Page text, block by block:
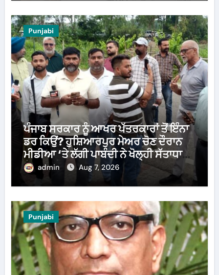
Punjabi
ਪੰਜਾਬ ਸਰਕਾਰ ਨੂੰ ਆਖਰ ਪੱਤਰਕਾਰਾਂ ਤੋਂ ਇੰਨਾ
ਡਰ ਕਿਉਂ? ਹੁਸ਼ਿਆਰਪੁਰ ਮੇਅਰ ਚੋਣ ਦੌਰਾਨ
ਮੀਡੀਆ ‘ਤੇ ਲੱਗੀ ਪਾਬੰਦੀ ਨੇ ਖੋਲ੍ਹੀ ਸੱਤਾਧਾਰੀ
ਧਿਰ ਦੀ ਪੋਲ
admin Aug 7, 2026
Punjabi